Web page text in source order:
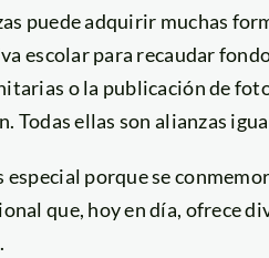
puede adquirir muchas
escolar para recaudar
o la publicación de
Todas ellas son alianzas
especial porque se
que, hoy en día, ofrece